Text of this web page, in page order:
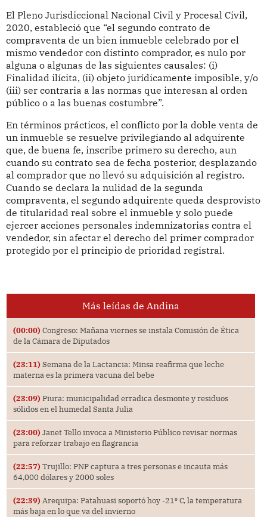
El Pleno Jurisdiccional Nacional Civil y Procesal Civil,
2020, estableció que “el segundo contrato de
compraventa de un bien inmueble celebrado por el
mismo vendedor con distinto comprador, es nulo por
alguna o algunas de las siguientes causales: (i)
Finalidad ilícita, (ii) objeto jurídicamente imposible, y/o
(iii) ser contraria a las normas que interesan al orden
público o a las buenas costumbre”.
En términos prácticos, el conflicto por la doble venta de
un inmueble se resuelve privilegiando al adquirente
que, de buena fe, inscribe primero su derecho, aun
cuando su contrato sea de fecha posterior, desplazando
al comprador que no llevó su adquisición al registro.
Cuando se declara la nulidad de la segunda
compraventa, el segundo adquirente queda desprovisto
de titularidad real sobre el inmueble y solo puede
ejercer acciones personales indemnizatorias contra el
vendedor, sin afectar el derecho del primer comprador
protegido por el principio de prioridad registral.
Más leídas de Andina
(00:00) Congreso: Mañana viernes se instala Comisión de Ética
de la Cámara de Diputados
(23:11) Semana de la Lactancia: Minsa reafirma que leche
materna es la primera vacuna del bebe
(23:09) Piura: municipalidad erradica desmonte y residuos
sólidos en el humedal Santa Julia
(23:00) Janet Tello invoca a Ministerio Público revisar normas
para reforzar trabajo en flagrancia
(22:57) Trujillo: PNP captura a tres personas e incauta más
64,000 dólares y 2000 soles
(22:39) Arequipa: Patahuasi soportó hoy -21⁰ C, la temperatura
más baja en lo que va del invierno